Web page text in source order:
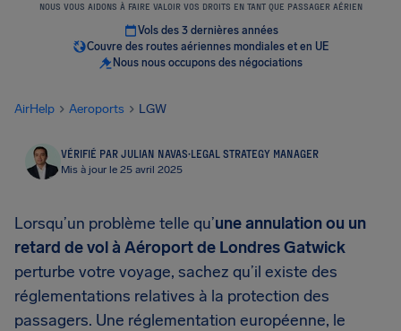
NOUS VOUS AIDONS À FAIRE VALOIR VOS DROITS EN TANT QUE PASSAGER AÉRIEN
Vols des 3 dernières années
Couvre des routes aériennes mondiales et en UE
Nous nous occupons des négociations
AirHelp Aeroports LGW
VÉRIFIÉ PAR JULIAN NAVAS·LEGAL STRATEGY MANAGER
Mis à jour le 25 avril 2025
Lorsqu’un problème telle qu’une annulation ou un
retard de vol à Aéroport de Londres Gatwick
perturbe votre voyage, sachez qu’il existe des
réglementations relatives à la protection des
passagers. Une réglementation européenne, le